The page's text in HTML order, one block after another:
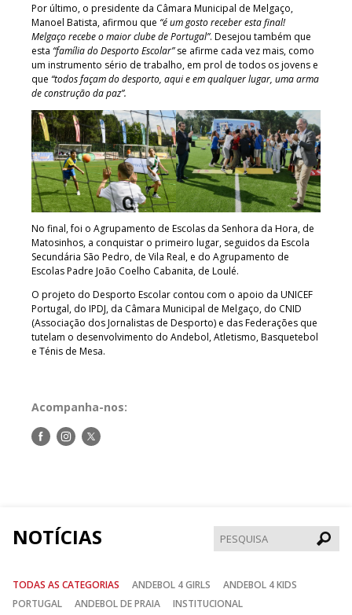
Por último, o presidente da Câmara Municipal de Melgaço,
Manoel Batista, afirmou que “é um gosto receber esta final!
Melgaço recebe o maior clube de Portugal”. Desejou também que
esta “família do Desporto Escolar”se afirme cada vez mais, como
um instrumento sério de trabalho, em prol de todos os jovens e
que “todos façam do desporto, aqui e em qualquer lugar, uma arma
de construção da paz”.
No final, foi o Agrupamento de Escolas da Senhora da Hora, de
Matosinhos, a conquistar o primeiro lugar, seguidos da Escola
Secundária São Pedro, de Vila Real, e do Agrupamento de
Escolas Padre João Coelho Cabanita, de Loulé.
O projeto do Desporto Escolar contou com o apoio da UNICEF
Portugal, do IPDJ, da Câmara Municipal de Melgaço, do CNID
(Associação dos Jornalistas de Desporto) e das Federações que
tutelam o desenvolvimento do Andebol, Atletismo, Basquetebol
e Ténis de Mesa.
Acompanha-nos:
Siga-Siga-Siga-
NOTÍCIAS
TODAS AS CATEGORIAS ANDEBOL 4 GIRLS
ANDEBOL 4 KIDS
PORTUGAL
ANDEBOL DE PRAIA
INSTITUCIONAL